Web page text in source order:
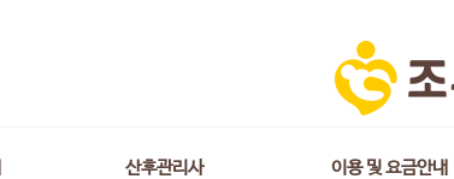
산후관리사 이용 및 요금안내